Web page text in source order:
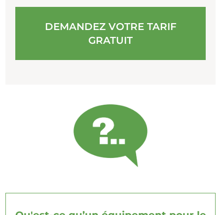
DEMANDEZ VOTRE TARIF
GRATUIT